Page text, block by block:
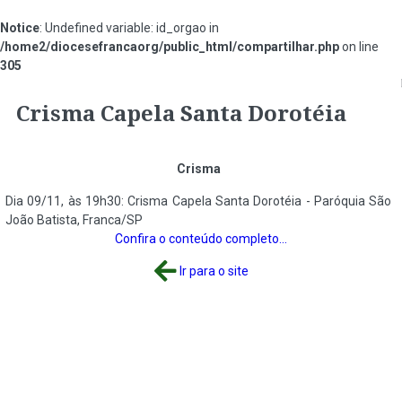
Notice: Undefined variable: id_orgao in
/home2/diocesefrancaorg/public_html/compartilhar.phpon line
305
Crisma Capela Santa Dorotéia
Crisma
Dia 09/11, às 19h30: Crisma Capela Santa Dorotéia - Paróquia São
João Batista, Franca/SP
Confira o conteúdo completo...
Ir para o site